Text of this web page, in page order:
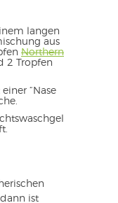
langen
aus
Northern
2 Tropfen
“Nase
ist